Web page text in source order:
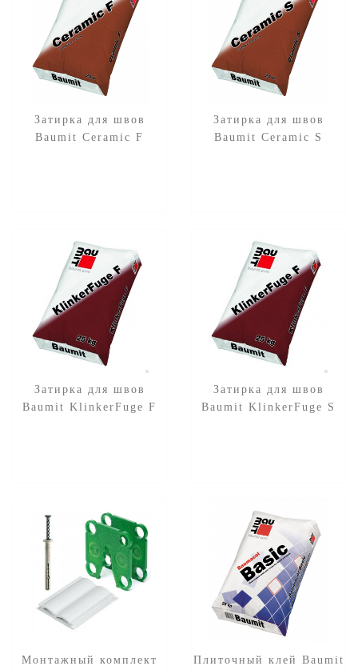
Затирка для швов
Baumit Ceramic F
Затирка для швов
Baumit Ceramic S
Затирка для швов
Baumit KlinkerFuge F
Затирка для швов
Baumit KlinkerFuge S
Монтажный комплект
Плиточный клей Baumit